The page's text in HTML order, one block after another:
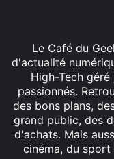
Le Café du
d'actualité
High-Tech
passionnés.
des bons plans,
grand public, des
d'achats. Mais
cinéma, du sport